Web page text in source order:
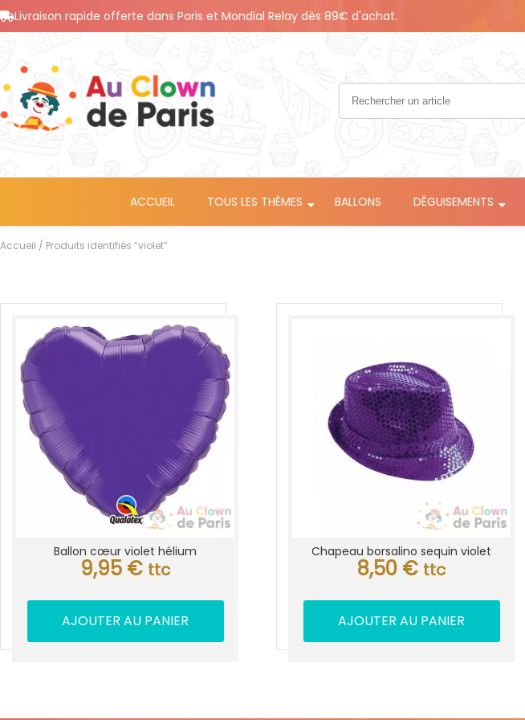
Livraison rapide offerte dans Paris et Mondial Relay dès 89€ d'achat.
ACCUEIL TOUS LES THÈMES BALLONS DÉGUISEMENTS
Accueil / Produits identifiés “violet”
Ballon cœur violet hélium
9,95 € ttc
AJOUTER AU PANIER
Chapeau borsalino sequin violet
8,50 € ttc
AJOUTER AU PANIER